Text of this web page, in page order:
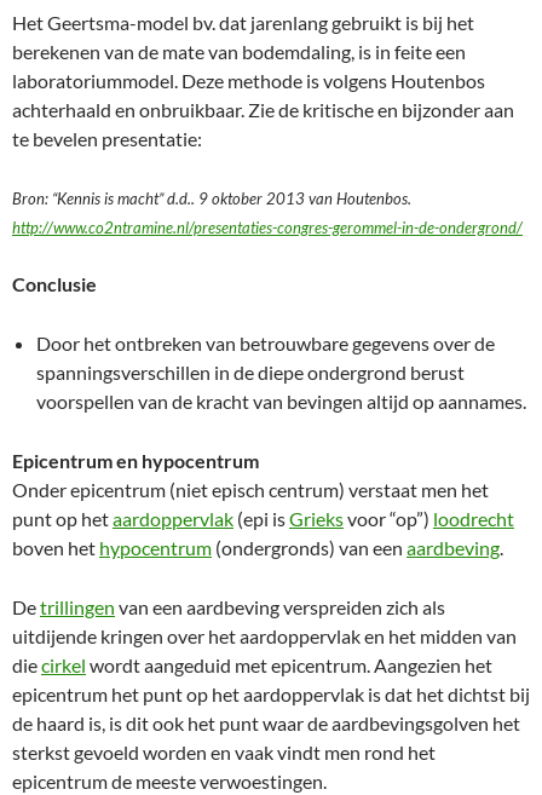
Het Geertsma-model bv. dat jarenlang gebruikt is bij het
berekenen van de mate van bodemdaling, is in feite een
laboratoriummodel. Deze methode is volgens Houtenbos
achterhaald en onbruikbaar. Zie de kritische en bijzonder aan
te bevelen presentatie:
Bron: “Kennis is macht” d.d.. 9 oktober 2013 van Houtenbos.
http://www.co2ntramine.nl/presentaties-congres-gerommel-in-de-ondergrond/
Conclusie
Door het ontbreken van betrouwbare gegevens over de
spanningsverschillen in de diepe ondergrond berust
voorspellen van de kracht van bevingen altijd op aannames.
Epicentrum en hypocentrum
Onder epicentrum (niet episch centrum) verstaat men het
punt op hetaardoppervlak (epi isGrieksvoor “op”) loodrecht
boven het hypocentrum (ondergronds) van een aardbeving.
Detrillingen van een aardbeving verspreiden zich als
uitdijende kringen over het aardoppervlak en het midden van
diecirkel wordt aangeduid met epicentrum. Aangezien het
epicentrum het punt op het aardoppervlak is dat het dichtst bij
de haard is, is dit ook het punt waar de aardbevingsgolven het
sterkst gevoeld worden en vaak vindt men rond het
epicentrum de meeste verwoestingen.